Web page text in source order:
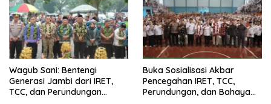
Wagub Sani: Bentengi
Generasi Jambi dari IRET,
TCC, dan Perundungan
Buka Sosialisasi Akbar
Pencegahan IRET, TCC,
Perundungan, dan Bahaya